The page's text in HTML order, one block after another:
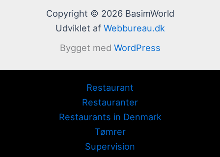
Copyright © 2026 BasimWorld
Udviklet af Webbureau.dk
Bygget med WordPress
Restaurant
Restauranter
Restaurants in Denmark
Tømrer
Supervision